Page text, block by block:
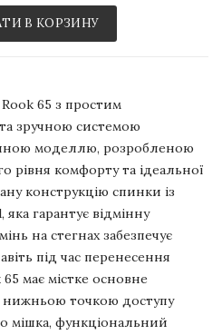
В КОРЗИНУ
65 з простим
зручною системою
моделлю, розробленою
рівня комфорту та ідеальної
конструкцію спинки із
гарантує відмінну
на стегнах забезпечує
під час перенесення
має містке основне
нижньою точкою доступу
мішка, функціональний